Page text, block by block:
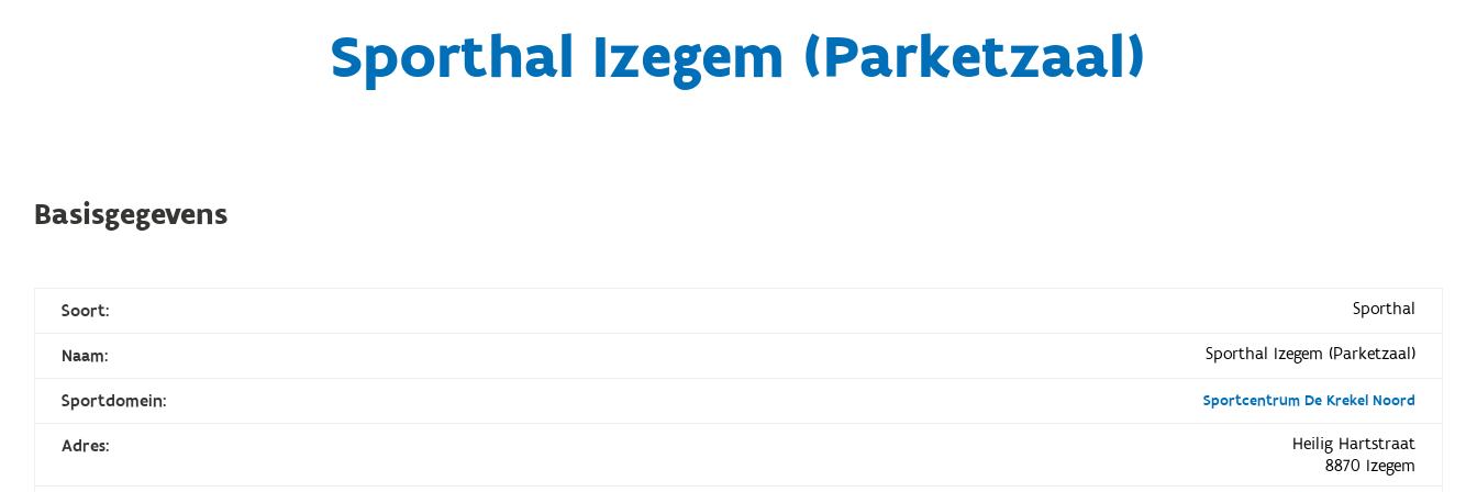
Sporthal Izegem (Parketzaal)
Basisgegevens
Soort: Sporthal
Naam: Sporthal Izegem (Parketzaal)
Sportdomein: Sportcentrum De Krekel Noord
Adres:
Heilig Hartstraat
8870 Izegem